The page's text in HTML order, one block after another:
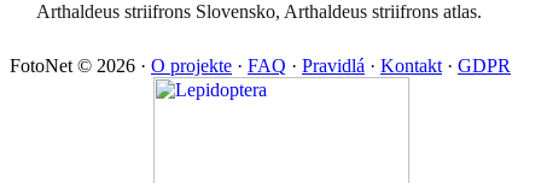
Arthaldeus striifrons Slovensko, Arthaldeus striifrons atlas.
FotoNet © 2026 · O projekte · FAQ · Pravidlá · Kontakt · GDPR